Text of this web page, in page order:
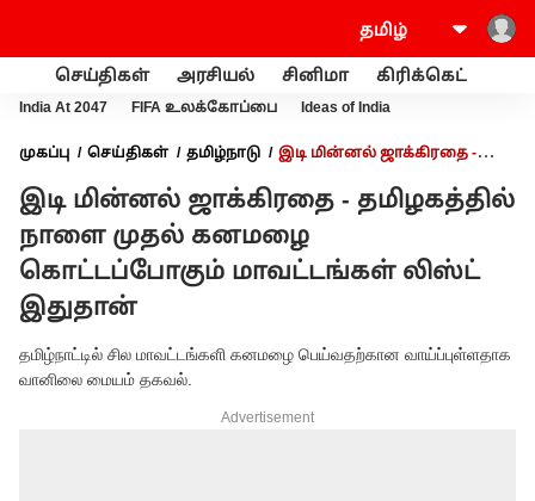
செய்திகள் அரசியல் சினிமா கிரிக்கெட்
India At 2047 FIFA உலக்கோப்பை Ideas of India
முகப்பு செய்திகள் தமிழ்நாடு
இடி மின்னல் ஜாக்கிரதை -
மாவட்டங்கள் லிஸ்ட் இதுதான்
இடி மின்னல் ஜாக்கிரதை - தமிழகத்தில்
நாளை முதல் கனமழை
கொட்டப்போகும் மாவட்டங்கள் லிஸ்ட்
இதுதான்
தமிழ்நாட்டில் சில மாவட்டங்களி கனமழை பெய்வதற்கான வாய்ப்புள்ளதாக
வானிலை மையம் தகவல்.
Advertisement